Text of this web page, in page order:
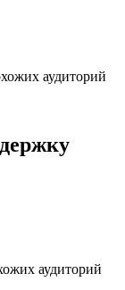
аудиторий